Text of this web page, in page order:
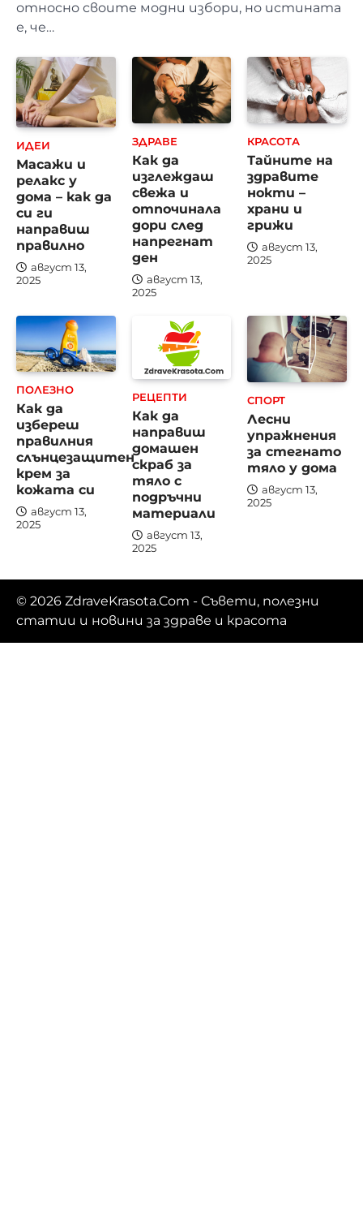
относно своите модни избори, но истината
е, че…
ИДЕИ
Масажи и
релакс у
дома – как да
си ги
направиш
правилно
август 13,
2025
ЗДРАВЕ
Как да
изглеждаш
свежа и
отпочинала
дори след
напрегнат
ден
август 13,
2025
КРАСОТА
Тайните на
здравите
нокти –
храни и
грижи
август 13,
2025
ПОЛЕЗНО
Как да
избереш
правилния
слънцезащитен
крем за
кожата си
август 13,
2025
РЕЦЕПТИ
Как да
направиш
домашен
скраб за
тяло с
подръчни
материали
август 13,
2025
СПОРТ
Лесни
упражнения
за стегнато
тяло у дома
август 13,
2025
© 2026 ZdraveKrasota.Com - Съвети, полезни
статии и новини за здраве и красота